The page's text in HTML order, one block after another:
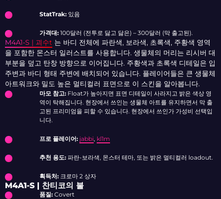
StatTrak: 있음
가격대: 100달러 (전투로 닳고 닳은) – 300달러 (막 출고된).
M4A1-S | 괴수t 는 바디 전체에 파란색, 보라색, 초록색, 주황색 영역
을 포함한 몬스터 일러스트를 사용합니다. 생물체의 머리는 리시버 대
부분을 덮고 탄창 방향으로 이어집니다. 주황색과 초록색 디테일은 입
주변과 바디 형태 주변에 배치되어 있습니다. 플레이어들은 큰 생물체
아트워크와 밀도 높은 멀티컬러 표면으로 이 스킨을 알아봅니다.
마모 참고: Float가 높아지면 표면 디테일이 사라지고 밝은 색상 영
역이 탁해집니다. 현장에서 쓰인는 생물체 아트를 유지하면서 막 출
고된 프리미엄을 피할 수 있습니다. 현장에서 쓰인가 가성비 선택입
니다.
프로 플레이어: jabbi, kl1m
추천 용도: 파란-보라색, 몬스터 테마, 또는 밝은 멀티컬러 loadout.
획득처: 크로마 2 상자
M4A1-S | 찬티코의 불
품질: Covert